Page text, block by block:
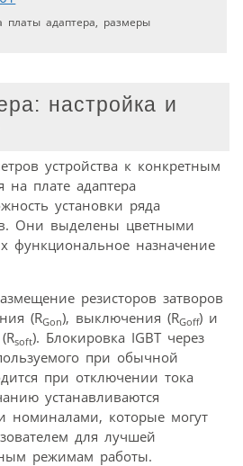
платы адаптера, размеры
настройка и
устройства к конкретным
плате адаптера
установки ряда
Они выделены цветными
функциональное назначение
резисторов затворов
(RGon), выключения (RGoff) и
soft). Блокировка IGBT через
при обычной
при отключении тока
устанавливаются
номиналами, которые могут
для лучшей
режимам работы.